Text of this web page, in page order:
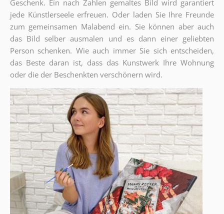
Geschenk. Ein nach Zahlen gemaltes Bild wird garantiert
jede Künstlerseele erfreuen. Oder laden Sie Ihre Freunde
zum gemeinsamen Malabend ein. Sie können aber auch
das Bild selber ausmalen und es dann einer geliebten
Person schenken. Wie auch immer Sie sich entscheiden,
das Beste daran ist, dass das Kunstwerk Ihre Wohnung
oder die der Beschenkten verschönern wird.